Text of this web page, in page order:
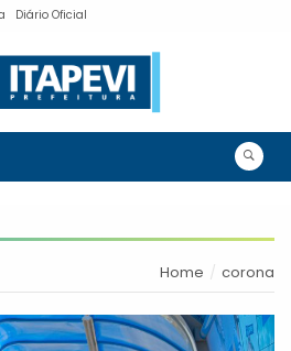
Diário Oficial
Home corona